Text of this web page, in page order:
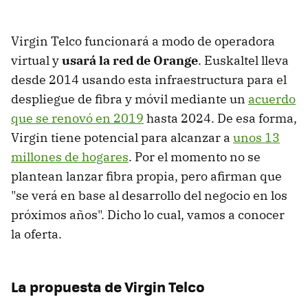
Virgin Telco funcionará a modo de operadora
virtual yusará la red de Orange. Euskaltel lleva
desde 2014 usando esta infraestructura para el
despliegue de fibra y móvil mediante un acuerdo
que se renovó en 2019 hasta 2024. De esa forma,
Virgin tiene potencial para alcanzar a unos 13
millones de hogares. Por el momento no se
plantean lanzar fibra propia, pero afirman que
"se verá en base al desarrollo del negocio en los
próximos años". Dicho lo cual, vamos a conocer
la oferta.
La propuesta de Virgin Telco